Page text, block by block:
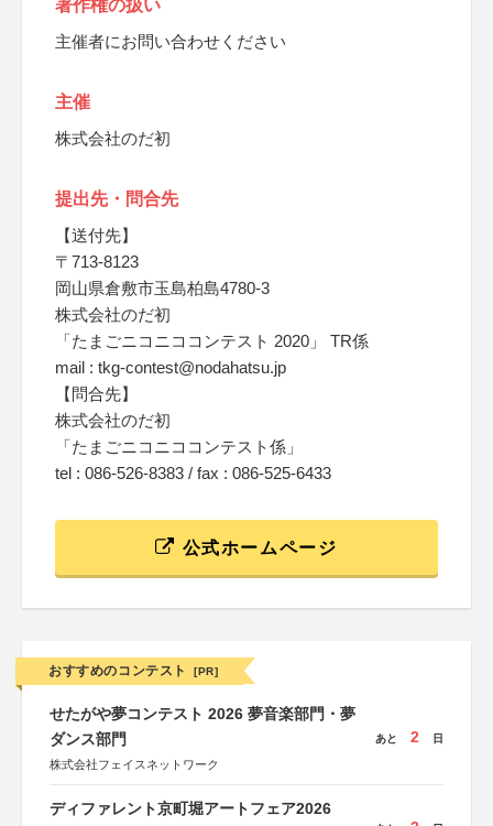
著作権の扱い
主催者にお問い合わせください
主催
株式会社のだ初
提出先・問合先
【送付先】
〒713-8123
岡山県倉敷市玉島柏島4780-3
株式会社のだ初
「たまごニコニココンテスト 2020」 TR係
mail : tkg-contest@nodahatsu.jp
【問合先】
株式会社のだ初
「たまごニコニココンテスト係」
tel : 086-526-8383 / fax : 086-525-6433
公式ホームページ
おすすめのコンテスト [PR]
せたがや夢コンテスト 2026 夢音楽部門・夢
ダンス部門
株式会社フェイスネットワーク
あと 2 日
ディファレント京町堀アートフェア2026